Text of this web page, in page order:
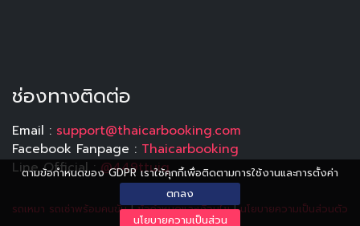
ตามข้อกำหนดของ GDPR เราใช้คุกกี้เพื่อติดตามการใช้งานและการตั้งค่า
ตกลง
นโยบายความเป็นส่วน
ช่องทางติดต่อ
Email : support@thaicarbooking.com
Facebook Fanpage : Thaicarbooking
Line Official :@449ttuiq
รถเหมา รถเช่าพร้อมคนขับ|ข้อกำหนดและเงื่อนไข|นโยบายความเป็นส่วนตัว